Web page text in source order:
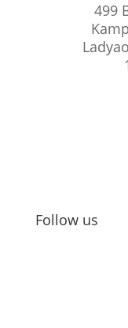
499
Follow us